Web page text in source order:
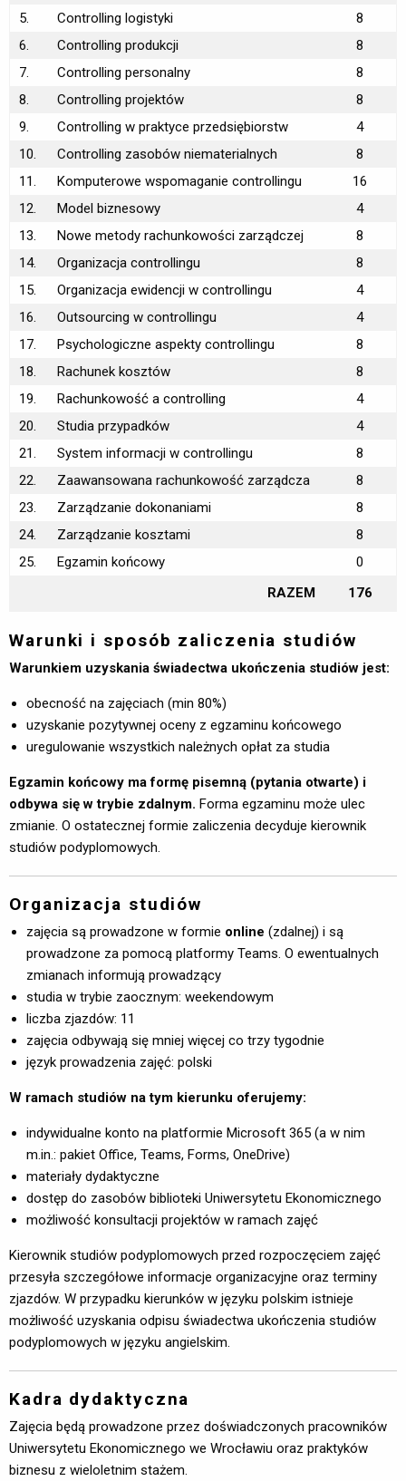
5.
Controlling logistyki
8
6.
Controlling produkcji
8
7.
Controlling personalny
8
8.
Controlling projektów
8
9.
Controlling w praktyce przedsiębiorstw
4
10.
Controlling zasobów niematerialnych
8
11.
Komputerowe wspomaganie controllingu
16
12.
Model biznesowy
4
13.
Nowe metody rachunkowości zarządczej
8
14.
Organizacja controllingu
8
15.
Organizacja ewidencji w controllingu
4
16.
Outsourcing w controllingu
4
17.
Psychologiczne aspekty controllingu
8
18.
Rachunek kosztów
8
19.
Rachunkowość a controlling
4
20.
Studia przypadków
4
21.
System informacji w controllingu
8
22.
Zaawansowana rachunkowość zarządcza
8
23.
Zarządzanie dokonaniami
8
24.
Zarządzanie kosztami
8
25.
Egzamin końcowy
0
RAZEM
176
Warunki i sposób zaliczenia studiów
Warunkiem uzyskania świadectwa ukończenia studiów jest:
obecność na zajęciach (min 80%)
uzyskanie pozytywnej oceny z egzaminu końcowego
uregulowanie wszystkich należnych opłat za studia
Egzamin końcowy ma formę pisemną (pytania otwarte) i
odbywa się w trybie zdalnym. Forma egzaminu może ulec
zmianie. O ostatecznej formie zaliczenia decyduje kierownik
studiów podyplomowych.
Organizacja studiów
zajęcia są prowadzone w formie online (zdalnej) i są
prowadzone za pomocą platformy Teams. O ewentualnych
zmianach informują prowadzący
studia w trybie zaocznym: weekendowym
liczba zjazdów: 11
zajęcia odbywają się mniej więcej co trzy tygodnie
język prowadzenia zajęć: polski
W ramach studiów na tym kierunku oferujemy:
indywidualne konto na platformie Microsoft 365 (a w nim
m.in.: pakiet Office, Teams, Forms, OneDrive)
materiały dydaktyczne
dostęp do zasobów biblioteki Uniwersytetu Ekonomicznego
możliwość konsultacji projektów w ramach zajęć
Kierownik studiów podyplomowych przed rozpoczęciem zajęć
przesyła szczegółowe informacje organizacyjne oraz terminy
zjazdów. W przypadku kierunków w języku polskim istnieje
możliwość uzyskania odpisu świadectwa ukończenia studiów
podyplomowych w języku angielskim.
Kadra dydaktyczna
Zajęcia będą prowadzone przez doświadczonych pracowników
Uniwersytetu Ekonomicznego we Wrocławiu oraz praktyków
biznesu z wieloletnim stażem.